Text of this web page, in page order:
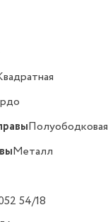
Полуободковая
Металл
54/18